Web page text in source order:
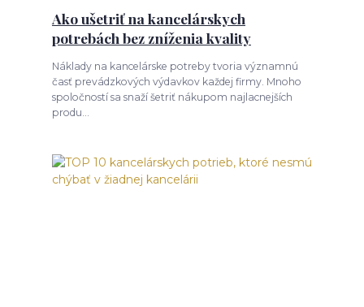
Ako ušetriť na kancelárskych
potrebách bez zníženia kvality
Náklady na kancelárske potreby tvoria významnú
časť prevádzkových výdavkov každej firmy. Mnoho
spoločností sa snaží šetriť nákupom najlacnejších
produ...